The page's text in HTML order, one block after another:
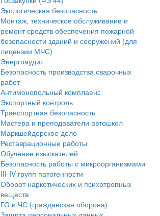
Экологическая безопасность
Монтаж, техническое обслуживание и
ремонт средств обеспечения пожарной
безопасности зданий и сооружений (для
лицензии МЧС)
Энергоаудит
Безопасность производства сварочных
работ
Антимонопольный комплаенс
Экспортный контроль
Транспортная безопасность
Мастера и преподаватели автошкол
Маркшейдерское дело
Реставрационные работы
Обучение изыскателей
Безопасность работы с микроорганизмами
III-IV групп патогенности
Оборот наркотических и психотропных
веществ
ГО и ЧС (гражданская оборона)